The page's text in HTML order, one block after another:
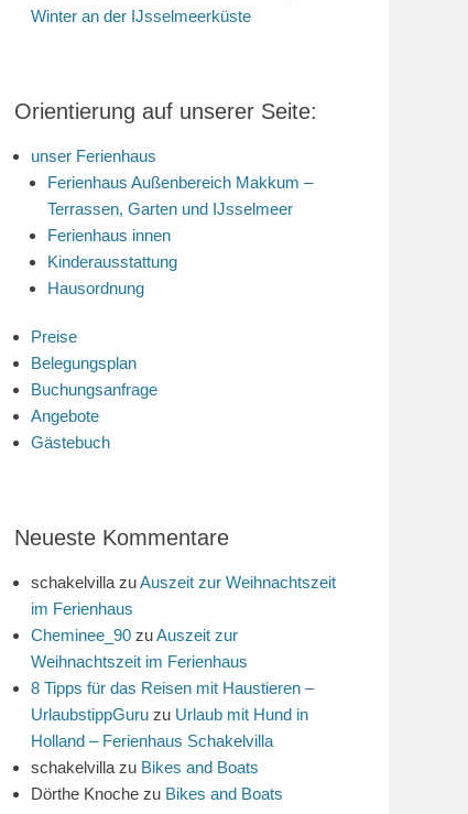
Winter an der IJsselmeerküste
Orientierung auf unserer Seite:
unser Ferienhaus
Ferienhaus Außenbereich Makkum –
Terrassen, Garten und IJsselmeer
Ferienhaus innen
Kinderausstattung
Hausordnung
Preise
Belegungsplan
Buchungsanfrage
Angebote
Gästebuch
Neueste Kommentare
schakelvilla zuAuszeit zur Weihnachtszeit
im Ferienhaus
Cheminee_90 zuAuszeit zur
Weihnachtszeit im Ferienhaus
8 Tipps für das Reisen mit Haustieren –
UrlaubstippGuru zu Urlaub mit Hund in
Holland – Ferienhaus Schakelvilla
schakelvilla zu Bikes and Boats
Dörthe Knoche zu Bikes and Boats